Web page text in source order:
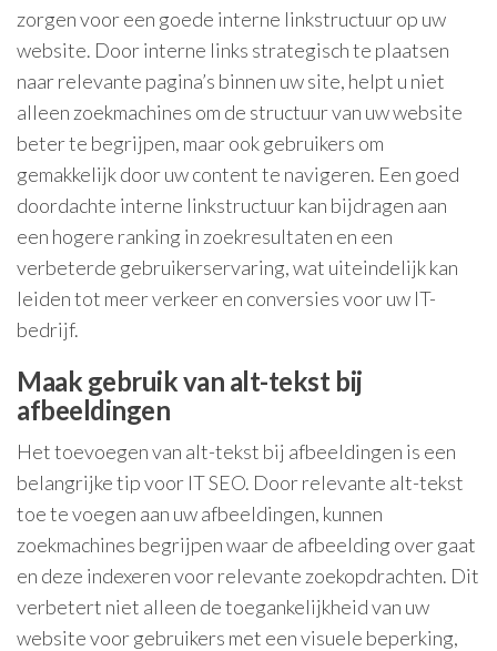
zorgen voor een goede interne linkstructuur op uw
website. Door interne links strategisch te plaatsen
naar relevante pagina’s binnen uw site, helpt u niet
alleen zoekmachines om de structuur van uw website
beter te begrijpen, maar ook gebruikers om
gemakkelijk door uw content te navigeren. Een goed
doordachte interne linkstructuur kan bijdragen aan
een hogere ranking in zoekresultaten en een
verbeterde gebruikerservaring, wat uiteindelijk kan
leiden tot meer verkeer en conversies voor uw IT-
bedrijf.
Maak gebruik van alt-tekst bij
afbeeldingen
Het toevoegen van alt-tekst bij afbeeldingen is een
belangrijke tip voor IT SEO. Door relevante alt-tekst
toe te voegen aan uw afbeeldingen, kunnen
zoekmachines begrijpen waar de afbeelding over gaat
en deze indexeren voor relevante zoekopdrachten. Dit
verbetert niet alleen de toegankelijkheid van uw
website voor gebruikers met een visuele beperking,